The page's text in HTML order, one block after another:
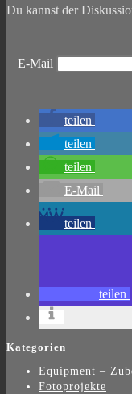
Du kannst der
E-Mail
teilen
teilen
teilen
E-Mail
teilen
teilen
Kategorien
Equipment –
Fotoprojekte